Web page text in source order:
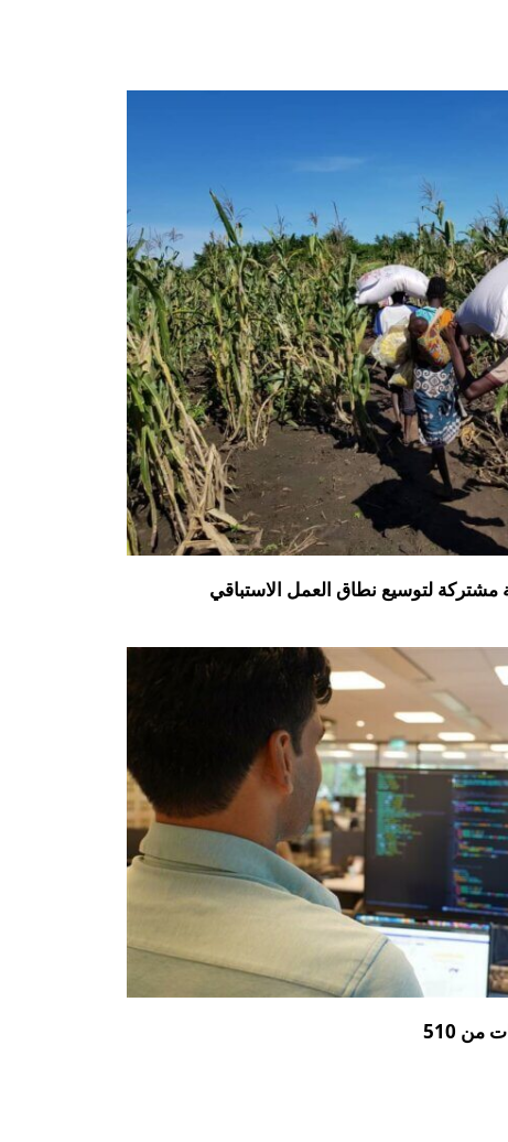
مشتركة لتوسيع نطاق العمل الاستباقي
510